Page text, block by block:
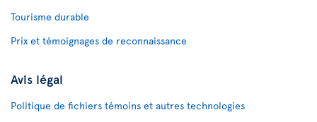
Tourisme durable
Prix et témoignages de reconnaissance
Avis légal
Politique de fichiers témoins et autres technologies